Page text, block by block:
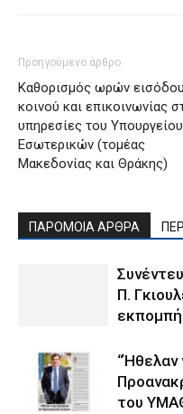
Προηγούμενο άρθρο
Καθορισμός ωρών εισόδου
κοινού και επικοινωνίας
υπηρεσίες του Υπουργείου
Εσωτερικών (τομέας
Μακεδονίας και Θράκης)
ΠΑΡΟΜΟΙΑ ΑΡΘΡΑ
Π.
εκπομπή
“Ήθελαν
του